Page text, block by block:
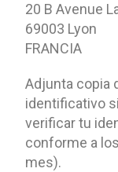
20 B Avenue
69003 Lyon
FRANCIA
Adjunta copia
identificativo
verificar tu
conforme a
mes).